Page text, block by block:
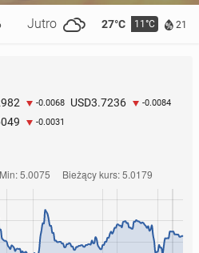
Jutro 27°C 11°C 21
-0.0068 USD3.7236 -0.0084
-0.0031